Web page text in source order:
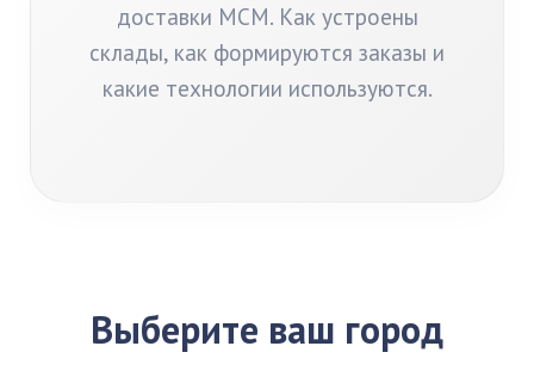
доставки МСМ. Как устроены
склады, как формируются заказы и
какие технологии используются.
Выберите ваш город